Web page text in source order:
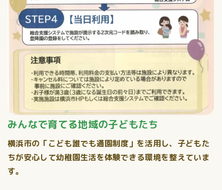
みんなで育てる地域の子どもたち
横浜市の「こども誰でも通園制度」を活用し、子どもた
ちが安心して幼稚園生活を体験できる環境を整えていま
す。